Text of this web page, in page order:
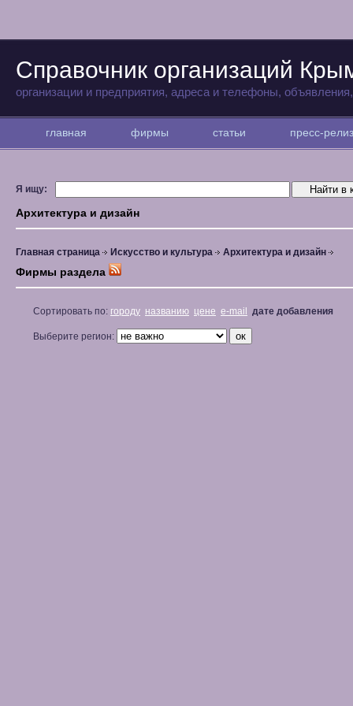
Справочник организаций
организации и предприятия, адреса и телефоны,
главная фирмы статьи пресс-
Я ищу:
Архитектура и дизайн
Главная страница Искусство и культура Архитектура и дизайн
Фирмы раздела
Сортировать по: городу названию цене e-mail дате добавления
Выберите регион: